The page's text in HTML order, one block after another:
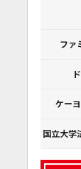
ファ
ケー
国立大学